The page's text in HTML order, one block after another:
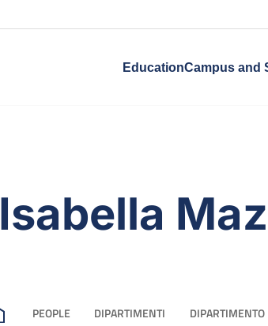
EducationCampus and
Isabella
PEOPLE DIPARTIMENTI